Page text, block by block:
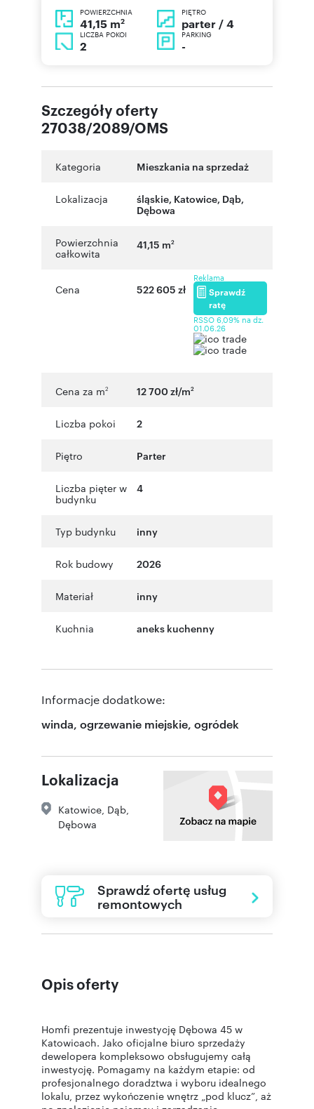
POWIERZCHNIA
41,15 m2
PIĘTRO
parter / 4
LICZBA POKOI
2
PARKING
-
Szczegóły oferty
27038/2089/OMS
Kategoria Mieszkania na sprzedaż
Lokalizacja śląskie, Katowice, Dąb,
Dębowa
Powierzchnia
całkowita
41,15 m2
Cena 522 605 zł
Reklama
Sprawdź
ratę
RSSO 6,09% na dz.
01.06.26
Cena za m2 12 700 zł/m2
Liczba pokoi 2
Piętro Parter
Liczba pięter w
budynku
4
Typ budynku inny
Rok budowy 2026
Materiał inny
Kuchnia aneks kuchenny
Informacje dodatkowe:
winda, ogrzewanie miejskie, ogródek
Lokalizacja
Katowice Dąb
Dębowa
Sprawdź ofertę usług
remontowych
Opis oferty
Homfi prezentuje inwestycję Dębowa 45 w
Katowicach. Jako oficjalne biuro sprzedaży
dewelopera kompleksowo obsługujemy całą
inwestycję. Pomagamy na każdym etapie: od
profesjonalnego doradztwa i wyboru idealnego
lokalu, przez wykończenie wnętrz „pod klucz”, aż